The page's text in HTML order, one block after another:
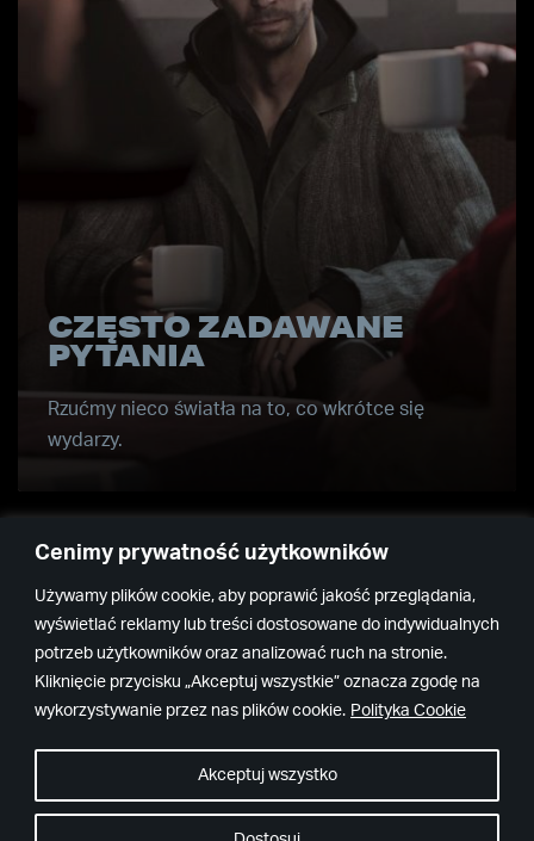
Cenimy prywatność użytkowników
Używamy plików cookie, aby poprawić jakość przeglądania,
wyświetlać reklamy lub treści dostosowane do indywidualnych
potrzeb użytkowników oraz analizować ruch na stronie.
Kliknięcie przycisku „Akceptuj wszystkie” oznacza zgodę na
wykorzystywanie przez nas plików cookie. Polityka Cookie
Akceptuj wszystko
CZĘSTO ZADAWANE
PYTANIA
Rzućmy nieco światła na to, co wkrótce się
wydarzy.
RemedyEpic